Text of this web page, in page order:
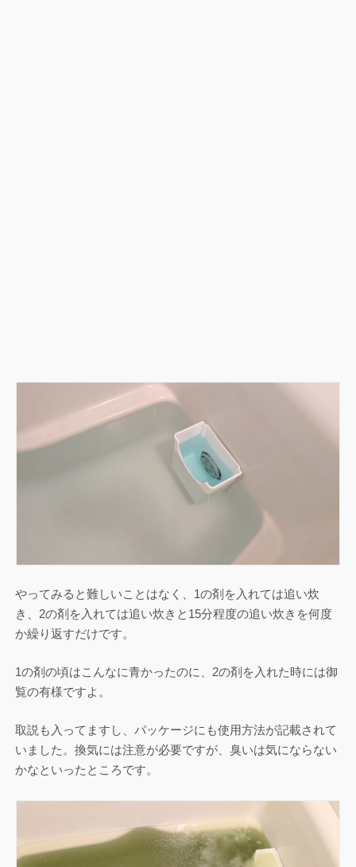
やってみると難しいことはなく、1の剤を入れては追い炊
き、2の剤を入れては追い炊きと15分程度の追い炊きを何度
か繰り返すだけです。
1の剤の頃はこんなに青かったのに、2の剤を入れた時には御
覧の有様ですよ。
取説も入ってますし、パッケージにも使用方法が記載されて
いました。換気には注意が必要ですが、臭いは気にならない
かなといったところです。